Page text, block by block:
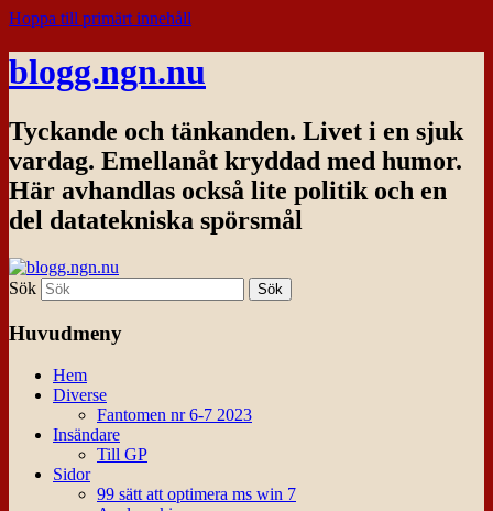
Hoppa till primärt innehåll
blogg.ngn.nu
Tyckande och tänkanden. Livet i en sjuk
vardag. Emellanåt kryddad med humor.
Här avhandlas också lite politik och en
del datatekniska spörsmål
Sök
Huvudmeny
Hem
Diverse
Fantomen nr 6-7 2023
Insändare
Till GP
Sidor
99 sätt att optimera ms win 7